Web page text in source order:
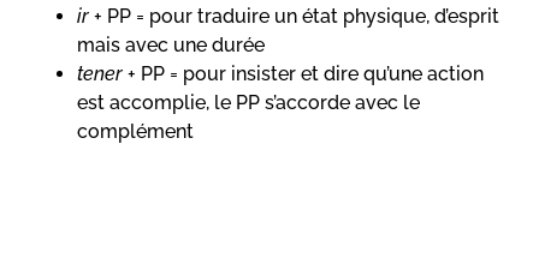
ir + PP = pour traduire un état physique, d’esprit
mais avec une durée
tener + PP = pour insister et dire qu’une action
est accomplie, le PP s’accorde avec le
complément